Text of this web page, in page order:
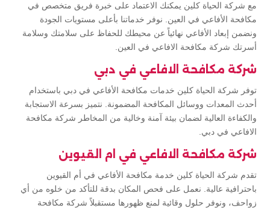
مع شركة الحياة كلين يمكنك الاعتماد على خبرة فريق متخصص في
مكافحة الأفاعي في العين. نوفر خدماتنا بأعلى مستويات الجودة
ونضمن إبعاد الأفاعي نهائياً عن محيطك للحفاظ على سلامتك وسلامة
أسرتك شركة مكافحة الافاعي في العين.
شركة مكافحة الافاعي في دبي
توفر شركة الحياة كلين خدمات مكافحة الأفاعي في دبي باستخدام
أحدث المعدات ووسائل المكافحة المضمونة. نتميز بسرعة الاستجابة
والكفاءة العالية لضمان بيئة آمنة وخالية من المخاطر شركة مكافحة
الافاعي في دبي.
شركة مكافحة الافاعي في ام القيوين
تقدم شركة الحياة كلين خدمة مكافحة الأفاعي في أم القيوين
باحترافية عالية. نعمل على فحص المكان بدقة للتأكد من خلوه من أي
زواحف، ونوفر حلول وقائية لمنع ظهورها مستقبلاً شركة مكافحة